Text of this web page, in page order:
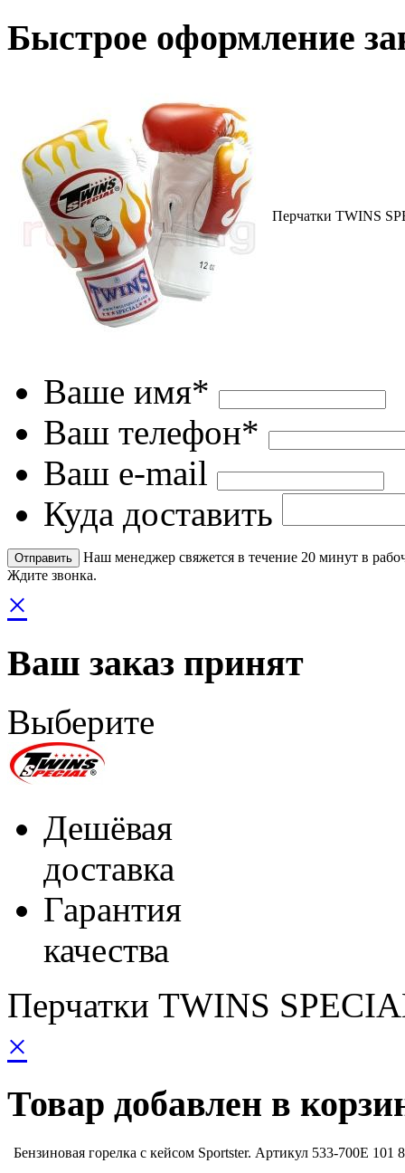
Быстрое оформление
Перчатки TWINS
Ваше имя*
Ваш телефон*
Ваш e-mail
Куда доставить
Наш менеджер свяжется в течение 20 минут в
Ждите звонка.
×
Ваш заказ принят
Выберите
Дешёвая
доставка
Гарантия
качества
Перчатки TWINS
×
Товар добавлен в
Бензиновая горелка с кейсом Sportster. Артикул 533-700E 101